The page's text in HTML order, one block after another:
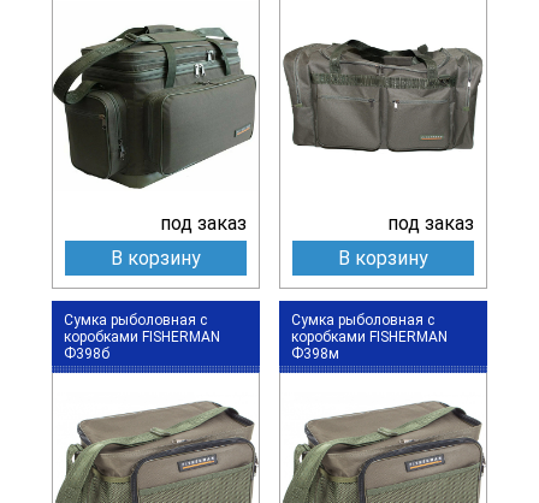
под заказ
В корзину
под заказ
В корзину
Сумка рыболовная с
коробками FISHERMAN
Ф398б
Сумка рыболовная с
коробками FISHERMAN
Ф398м